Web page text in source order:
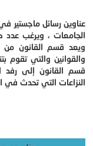
عناوين رسائل ماجستير
الجامعات ، ويرغب
ويعد قسم القانون من
والقوانين والتي تقوم
قسم القانون إلى رفد
النزاعات التي تحدث في